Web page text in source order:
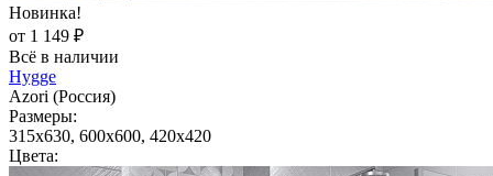
Новинка!
от 1 149 ₽
Всё в наличии
Hygge
Azori (Россия)
Размеры:
315x630, 600x600, 420x420
Цвета: